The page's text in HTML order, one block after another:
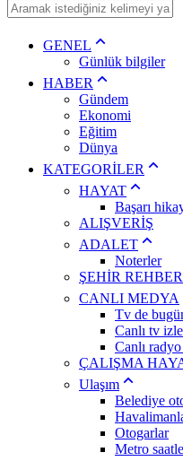
GENEL
Günlük bilgiler
HABER
Gündem
Ekonomi
Eğitim
Dünya
KATEGORİLER
HAYAT
Başarı
ALIŞVERİŞ
ADALET
Noterler
ŞEHİR
CANLI MEDYA
Tv de
Canlı tv izle
Canlı
ÇALIŞMA
Ulaşım
Belediye
Otogarlar
Metro